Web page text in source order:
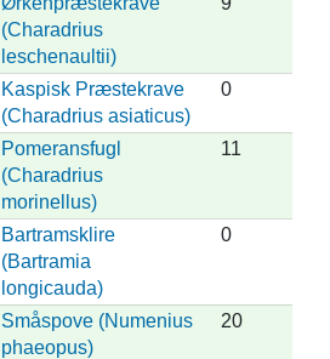
(Charadrius
leschenaultii)
Kaspisk Præstekrave
(Charadrius asiaticus)
0
Pomeransfugl
(Charadrius
morinellus)
11
Bartramsklire
(Bartramia
longicauda)
0
Småspove (Numenius
phaeopus)
20